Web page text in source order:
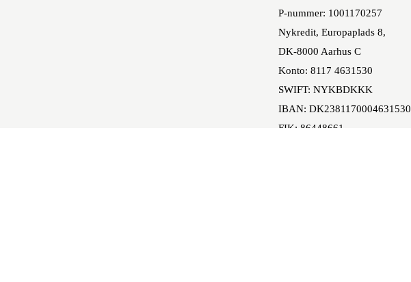
P-nummer: 1001170257
Nykredit, Europaplads 8,
DK-8000 Aarhus C
Konto: 8117 4631530
SWIFT: NYKBDKKK
IBAN: DK2381170004631530
FIK: 86448661